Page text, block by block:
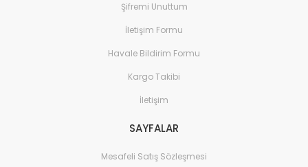
Şifremi Unuttum
İletişim Formu
Havale Bildirim Formu
Kargo Takibi
İletişim
SAYFALAR
Mesafeli Satış Sözleşmesi